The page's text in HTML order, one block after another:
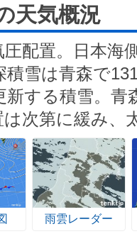
天気概況
配置。日本海
積雪は青森で
新する積雪。青
次第に緩み、
雨雲レーダー